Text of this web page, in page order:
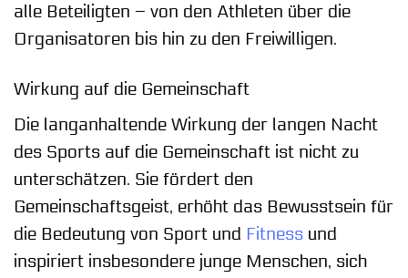
alle Beteiligten – von den Athleten über die
Organisatoren bis hin zu den Freiwilligen.
Wirkung auf die Gemeinschaft
Die langanhaltende Wirkung der langen Nacht
des Sports auf die Gemeinschaft ist nicht zu
unterschätzen. Sie fördert den
Gemeinschaftsgeist, erhöht das Bewusstsein für
die Bedeutung von Sport und Fitness und
inspiriert insbesondere junge Menschen, sich